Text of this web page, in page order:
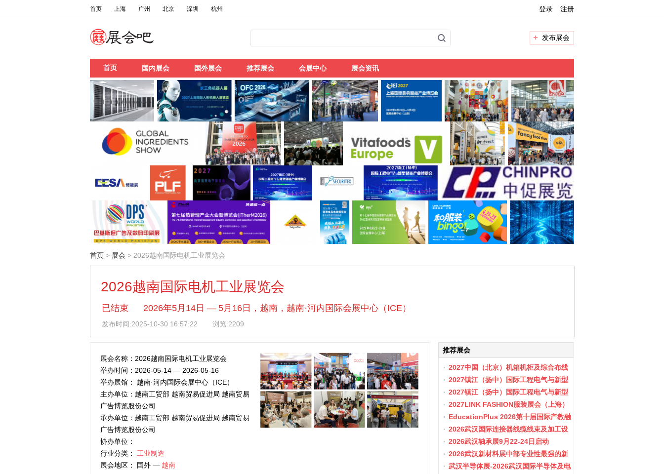
首页 上海 广州 北京 深圳 杭州 登录 注册
首页 国内展会 国外展会 推荐展会 会展中心 展会资讯
发布展会
首页 > 展会 > 2026越南国际电机工业展览会
2026越南国际电机工业展览会
发布时间:2025-10-30 16:57:22 浏览:2209
已结束 2026年5月14日 — 5月16日，越南，越南·河内国际会展中心（ICE）
展会名称：2026越南国际电机工业展览会
举办时间：2026-05-14 — 2026-05-16
举办展馆： 越南·河内国际会展中心（ICE）
主办单位：越南工贸部 越南贸易促进局 越南贸易
广告博览股份公司
承办单位：越南工贸部 越南贸易促进局 越南贸易
广告博览股份公司
协办单位：
行业分类： 工业制造
展会地区： 国外 — 越南
推荐展会
2027中国（北京）机箱机柜及综合布线
数据中心设施展览会
2027镇江（扬中）国际工程电气与新型
储能展会
2027镇江（扬中）国际工程电气与新型
储能产业博览会
2027LINK FASHION服装展会（上海）
EducationPlus 2026第十届国际产教融
合博览会
2026武汉国际连接器线缆线束及加工设
备展览会
2026武汉轴承展9月22-24日启动
2026武汉新材料展中部专业性最强的新
材料行业盛会
武汉半导体展-2026武汉国际半导体及电